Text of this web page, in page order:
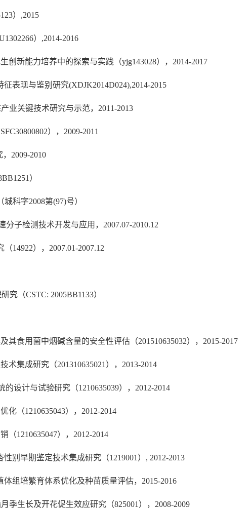
）,2015
）,2014-2016
新能力培养中的探索与实践（yjg143028），2014-2017
表现与鉴别研究(XDJK2014D024),2014-2015
业关键技术研究与示范，2011-2013
），2009-2011
2009-2010
）
科字2008第(97)号）
子检测技术开发与应用，2007.07-2010.12
14922），2007.01-2007.12
（CSTC: 2005BB1133）
食用菌中烟碱含量的安全性评估（201510635032），2015-2017
集成研究（201310635021），2013-2014
设计与试验研究（1210635039），2012-2014
（1210635043），2012-2014
1210635047），2012-2014
别早期鉴定技术集成研究（1219001）, 2012-2013
组培繁育体系优化及种苗质量评估，2015-2016
生长及开花促生效应研究（825001），2008-2009